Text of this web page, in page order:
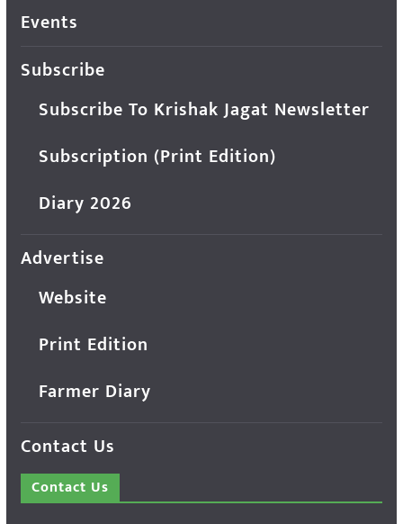
Events
Subscribe
Subscribe To Krishak Jagat Newsletter
Subscription (Print Edition)
Diary 2026
Advertise
Website
Print Edition
Farmer Diary
Contact Us
Contact Us